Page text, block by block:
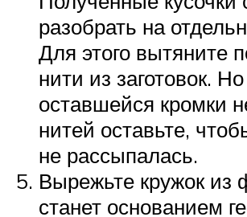
разобрать на
Для этого вытяните
нити из заготовок.
оставшейся кромки
нитей оставьте,
не рассыпалась.
Вырежьте кружок из
станет основанием